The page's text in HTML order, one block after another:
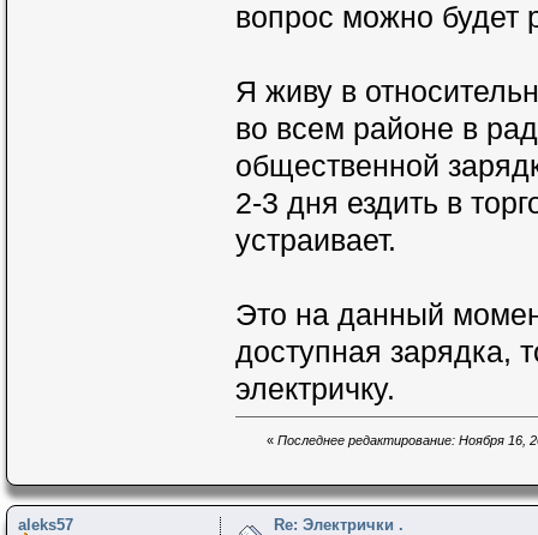
вопрос можно будет
Я живу в
во всем районе в
общественной
2-3 дня ездить в
устраивает.
Это на данный
доступная зарядка,
электричку.
« Последнее редактирование: Ноября 16,
aleks57 Re: Электрички .